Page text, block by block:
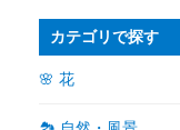
カテゴリで探す
🌸 花